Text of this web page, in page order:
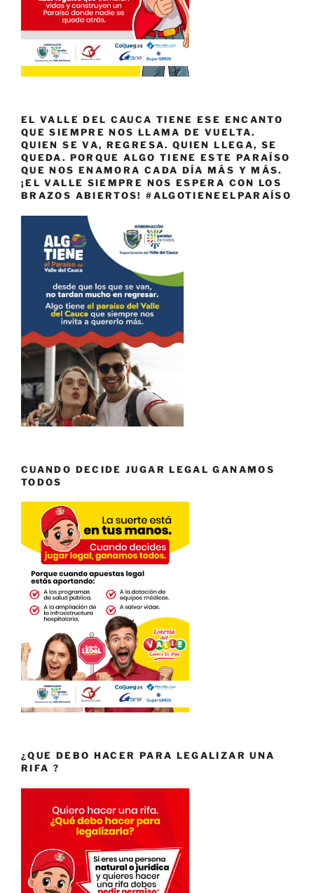
EL VALLE DEL CAUCA TIENE ESE ENCANTO
QUE SIEMPRE NOS LLAMA DE VUELTA.
QUIEN SE VA, REGRESA. QUIEN LLEGA, SE
QUEDA. PORQUE ALGO TIENE ESTE PARAÍSO
QUE NOS ENAMORA CADA DÍA MÁS Y MÁS.
¡EL VALLE SIEMPRE NOS ESPERA CON LOS
BRAZOS ABIERTOS! #ALGOTIENEELPARAÍSO
CUANDO DECIDE JUGAR LEGAL GANAMOS
TODOS
¿QUE DEBO HACER PARA LEGALIZAR UNA
RIFA ?